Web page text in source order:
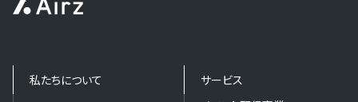
私たちについて サービス